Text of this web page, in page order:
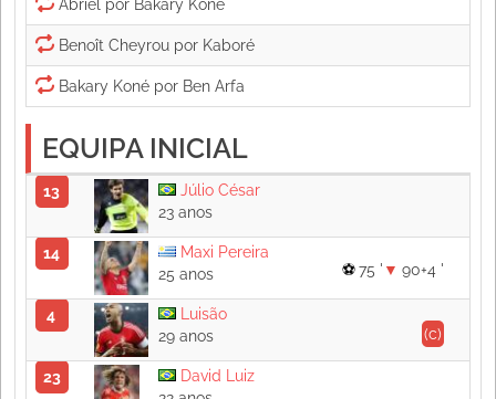
EQUIPA INICIAL
13
Júlio César
23 anos
14
Maxi Pereira
25 anos
90+4 '
75 '
4
Luisão
(c)
29 anos
23
David Luiz